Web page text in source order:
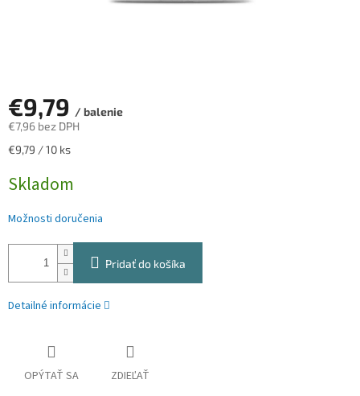
€9,79 / balenie
€7,96 bez DPH
Jednotková
€9,79 / 10 ks
Skladom
Možnosti doručenia
Pridať do košíka
Detailné informácie
OPÝTAŤ SA ZDIEĽAŤ